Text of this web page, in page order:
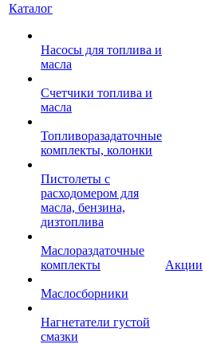
Каталог
Насосы для топлива и
масла
Счетчики топлива и
масла
Топливоразадаточные
комплекты, колонки
Пистолеты с
расходомером для
масла, бензина,
дизтоплива
Маслораздаточные
комплекты
Маслосборники
Нагнетатели густой
смазки
Акции